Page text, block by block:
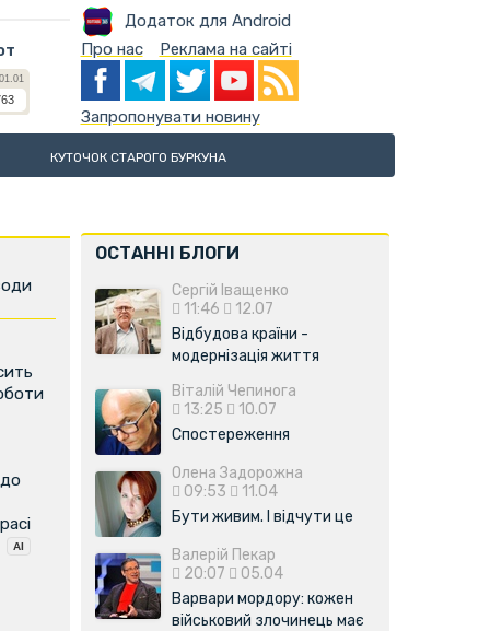
Додаток для Android
Про нас Реклама на сайті
Запропонувати новину
КУТОЧОК СТАРОГО БУРКУНА
ОСТАННІ БЛОГИ
Сергій Іващенко
11:46
12.07
Відбудова країни -
модернізація життя
Віталій Чепинога
13:25
10.07
Спостереження
Олена Задорожна
09:53
11.04
Бути живим. І відчути це
Валерій Пекар
20:07
05.04
Варвари мордору: кожен
військовий злочинець має